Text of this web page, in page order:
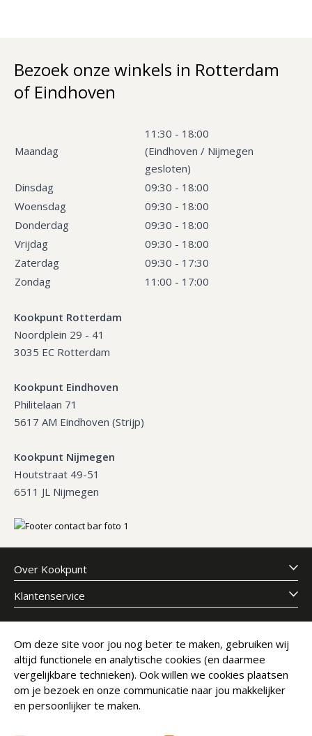
Bezoek onze winkels in Rotterdam
of Eindhoven
Maandag
11:30 - 18:00
(Eindhoven / Nijmegen
gesloten)
Dinsdag
09:30 - 18:00
Woensdag
09:30 - 18:00
Donderdag
09:30 - 18:00
Vrijdag
09:30 - 18:00
Zaterdag
09:30 - 17:30
Zondag
11:00 - 17:00
Kookpunt Rotterdam
Noordplein 29 - 41
3035 EC Rotterdam
Kookpunt Eindhoven
Philitelaan 71
5617 AM Eindhoven (Strijp)
Kookpunt Nijmegen
Houtstraat 49-51
6511 JL Nijmegen
Over Kookpunt
Klantenservice
Meld je aan voor onze nieuwsbrief
E-mailadres
Abonneer
Om deze site voor jou nog beter te maken, gebruiken wij
altijd functionele en analytische cookies (en daarmee
vergelijkbare technieken). Ook willen we cookies plaatsen
om je bezoek en onze communicatie naar jou makkelijker
en persoonlijker te maken.